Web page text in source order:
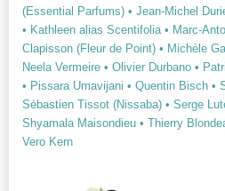
(Essential Parfums) • Jean-Michel
• Kathleen alias Scentifolia • Marc-
Clapisson (Fleur de Point) • Michèle
Neela Vermeire • Olivier Durbano •
• Pissara Umavijani • Quentin Bisch •
Sébastien Tissot (Nissaba) • Serge
Shyamala Maisondieu • Thierry
Vero Kern